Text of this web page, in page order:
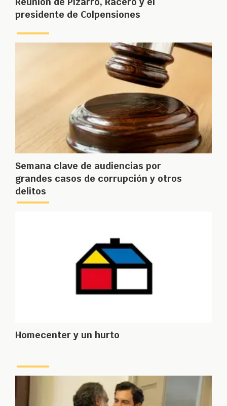
presidente de Colpensiones
Semana clave de audiencias por
grandes casos de corrupción y otros
delitos
Homecenter y un hurto